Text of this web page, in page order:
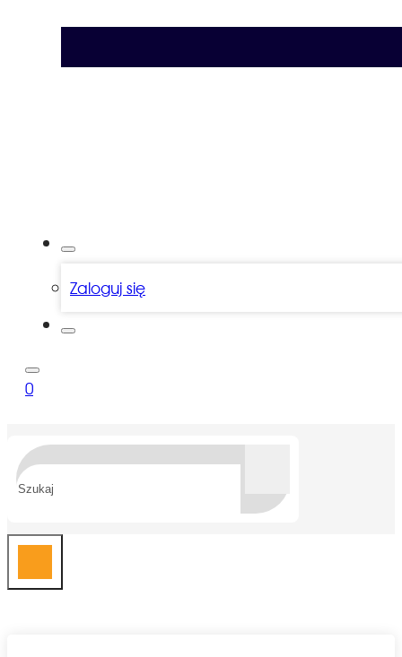
Zaloguj się
0
Szukaj